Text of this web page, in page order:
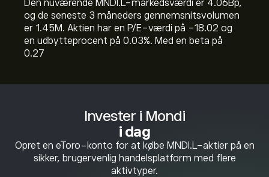
Invester i Mondi
i dag
Opret en eToro-konto for at købe MNDI.L-aktier på en
sikker, brugervenlig handelsplatform med flere
aktivtyper.
Den nuværende MNDI.L-markedsværdi er 4.06B‎p‎,
og de seneste 3 måneders gennemsnitsvolumen
er 1.45M. Aktien har en P/E-værdi på -18.02 og
en udbytteprocent på 0.03%. Med en beta på
0.27